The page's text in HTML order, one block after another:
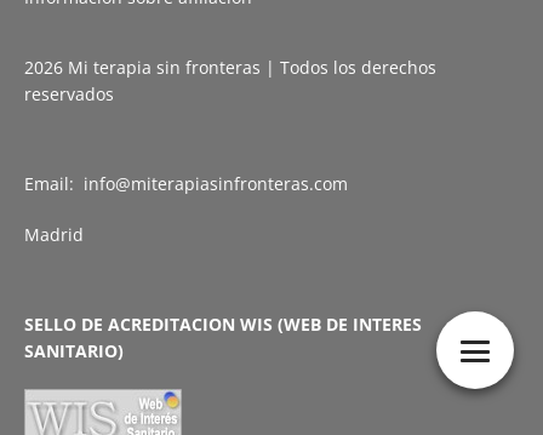
2026 Mi terapia sin fronteras | Todos los derechos
reservados
Email: info@miterapiasinfronteras.com
Madrid
SELLO DE ACREDITACION WIS (WEB DE INTERES
SANITARIO)